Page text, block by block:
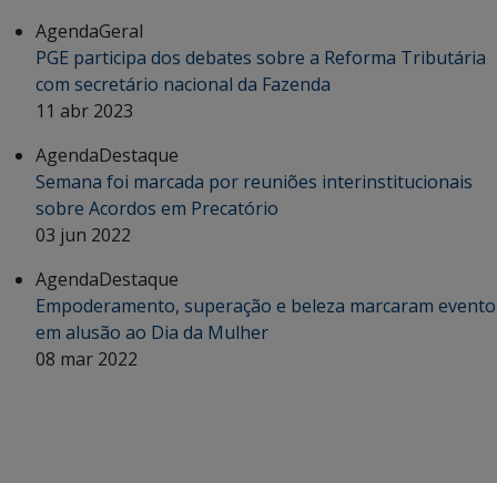
AgendaGeral
PGE participa dos debates sobre a Reforma Tributária
com secretário nacional da Fazenda
11 abr 2023
AgendaDestaque
Semana foi marcada por reuniões interinstitucionais
sobre Acordos em Precatório
03 jun 2022
AgendaDestaque
Empoderamento, superação e beleza marcaram evento
em alusão ao Dia da Mulher
08 mar 2022